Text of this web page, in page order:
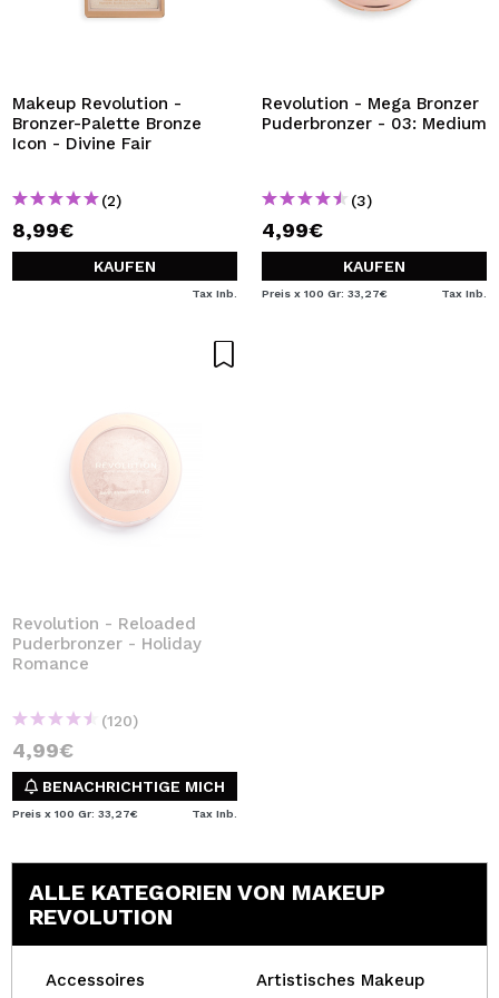
Makeup Revolution -
Bronzer-Palette Bronze
Icon - Divine Fair
(2)
8,99€
KAUFEN
Tax Inb.
Revolution - Mega Bronzer
Puderbronzer - 03: Medium
(3)
4,99€
KAUFEN
Preis x 100 Gr: 33,27€ Tax Inb.
Revolution - Reloaded
Puderbronzer - Holiday
Romance
(120)
4,99€
BENACHRICHTIGE MICH
Preis x 100 Gr: 33,27€ Tax Inb.
ALLE KATEGORIEN VON MAKEUP
REVOLUTION
Accessoires Artistisches Makeup